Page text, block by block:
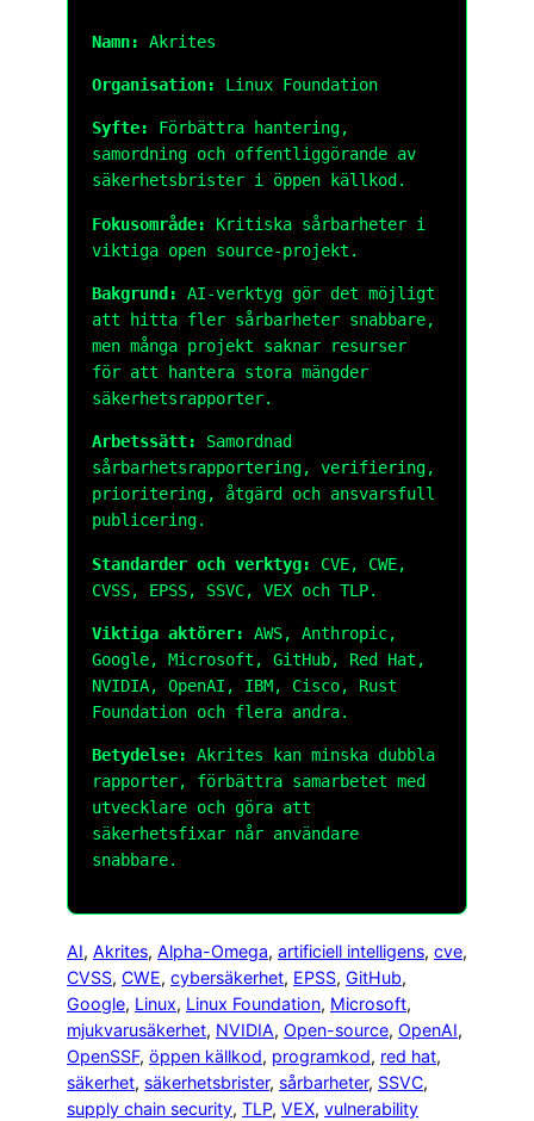
Namn: Akrites
Organisation: Linux Foundation
Syfte:
Förbättra hantering,
samordning och offentliggörande av
säkerhetsbrister i öppen källkod.
Fokusområde:
Kritiska sårbarheter i
viktiga open source-projekt.
Bakgrund:
AI-verktyg gör det möjligt
att hitta fler sårbarheter snabbare,
men många projekt saknar resurser
för att hantera stora mängder
säkerhetsrapporter.
Arbetssätt:
Samordnad
sårbarhetsrapportering, verifiering,
prioritering, åtgärd och ansvarsfull
publicering.
Standarder och verktyg:
CVE, CWE,
CVSS, EPSS, SSVC, VEX och TLP.
Viktiga aktörer:
AWS, Anthropic,
Google, Microsoft, GitHub, Red Hat,
NVIDIA, OpenAI, IBM, Cisco, Rust
Foundation och flera andra.
Betydelse:
Akrites kan minska dubbla
rapporter, förbättra samarbetet med
utvecklare och göra att
säkerhetsfixar når användare
snabbare.
AI, Akrites, Alpha-Omega, artificiell intelligens, cve
CVSS, CWE, cybersäkerhet, EPSS, GitHub
Google, Linux, Linux Foundation, Microsoft
mjukvarusäkerhet, NVIDIA, Open-source, OpenAI
OpenSSF, öppen källkod, programkod, red hat
säkerhet, säkerhetsbrister, sårbarheter, SSVC
supply chain security, TLP, VEX, vulnerability